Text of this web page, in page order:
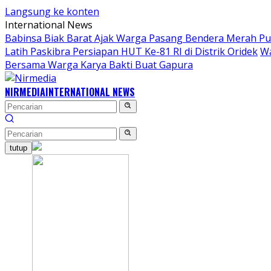
Langsung ke konten
International News
Babinsa Biak Barat Ajak Warga Pasang Bendera Merah
Latih Paskibra Persiapan HUT Ke-81 RI di Distrik Oridek
Bersama Warga Karya Bakti Buat Gapura
NIRMEDIAINTERNATIONAL NEWS
tutup